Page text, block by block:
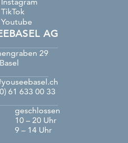
TikTok
Youtube
AG
29
Basel
61 633 00 33
geschlossen
10 – 20 Uhr
9 – 14 Uhr